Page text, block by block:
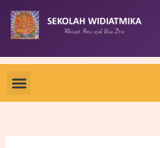
Skip
content